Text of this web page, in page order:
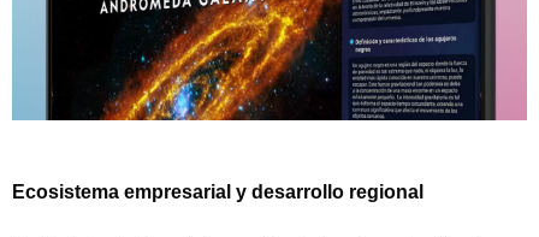
Ecosistema empresarial y desarrollo regional